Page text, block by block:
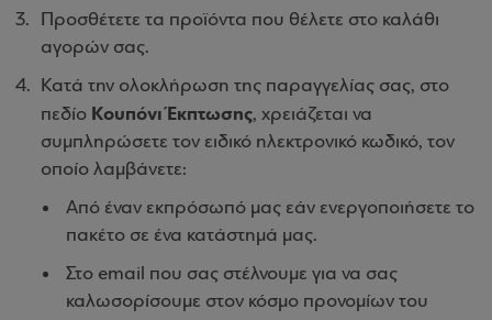
Προσθέτετε τα προϊόντα που θέλετε στο καλάθι
αγορών σας.
Κατά την ολοκλήρωση της παραγγελίας σας, στο
πεδίο Κουπόνι Έκπτωσης, χρειάζεται να
συμπληρώσετε τον ειδικό ηλεκτρονικό κωδικό, τον
οποίο λαμβάνετε:
Από έναν εκπρόσωπό μας εάν ενεργοποιήσετε το
πακέτο σε ένα κατάστημά μας.
Στο email που σας στέλνουμε για να σας
καλωσορίσουμε στον κόσμο προνομίων του